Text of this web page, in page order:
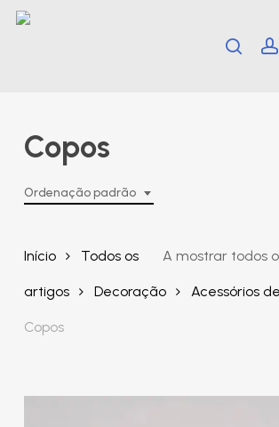
Skip
search
Copos
Ordenação padrão
A mostrar todos
Início Todos os
artigos Decoração Acessórios
Copos